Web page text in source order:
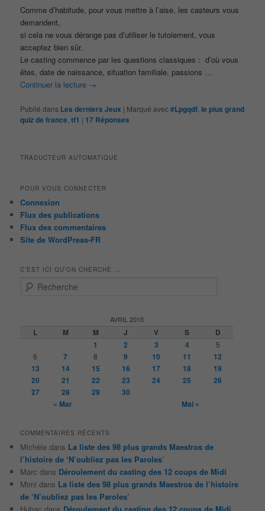
Comme d’habitude, pour vous mettre à l’aise, les casteurs vous
demandent,
si cela ne vous dérange pas d’utiliser le tutoiement, vous
acceptez bien sûr.
Le casting commence par les questions classiques : d’où vous
êtes, date de naissance, situation familiale, passions …
Continuer la lecture →
Publié dans Les derniers Jeux | Marqué avec#Lpgqdf le plus grand
quiz de france ,tf1 | 17 Réponses
TRADUCTEUR AUTOMATIQUE
POUR VOUS CONNECTER
Connexion
Flux des publications
Flux des commentaires
Site de WordPress-FR
C’EST ICI QU’ON CHERCHE …
AVRIL 2015
L M M J V S
D
1
2 3 4
5
6
7 8 9 10 11
12
13
14 15 16 17 18
19
20
21 22 23 24 25
26
27
28 29
30
« Mar
Mai »
COMMENTAIRES RÉCENTS
Michèle dans La liste des 98 plus grands Maestros de
l’histoire de ‘N’oubliez pas les Paroles’
Marc dans Déroulement du casting des 12 coups de Midi
Mimi dans La liste des 98 plus grands Maestros de l’histoire
de ‘N’oubliez pas les Paroles’